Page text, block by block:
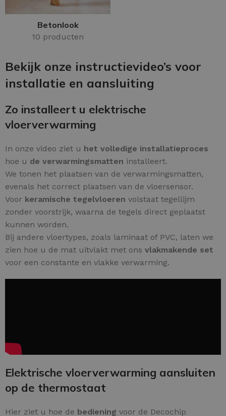
Betonlook
10 producten
Bekijk onze instructievideo’s voor
installatie en aansluiting
Zo installeert u elektrische
vloerverwarming
In onze video ziet u het volledige installatieproces
hoe u de verwarmingsmatten installeert.
We tonen het plaatsen van de verwarmingsmatten,
evenals het correct plaatsen van de vloersensor.
Voor keramische tegelvloeren volstaat tegellijm
zonder voorstrijk, waarna de tegels direct geplaatst
kunnen worden.
Bij andere vloertypes, zoals laminaat of PVC, laten we
zien hoe u de mat uitvlakt met ons vlakmakende set
voor een constante en vlakke verwarming.
Elektrische vloerverwarming aansluiten
op de thermostaat
Hier ziet u hoe de bediening voor de Decochip